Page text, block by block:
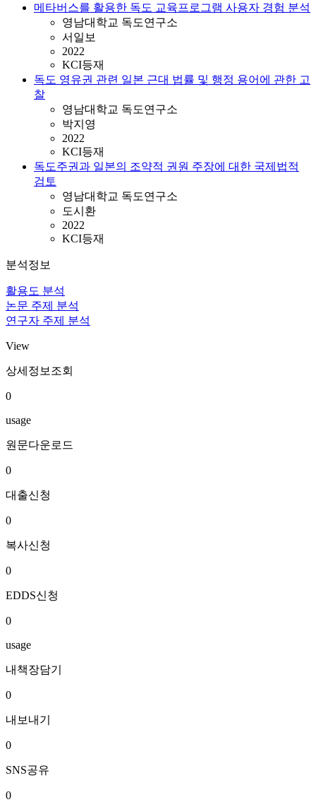
메타버스를 활용한 독도 교육프로그램 사용자 경험 분석
영남대학교 독도연구소
서일보
2022
KCI등재
독도 영유권 관련 일본 근대 법률 및 행정 용어에 관한 고
찰
영남대학교 독도연구소
박지영
2022
KCI등재
독도주권과 일본의 조약적 권원 주장에 대한 국제법적
검토
영남대학교 독도연구소
도시환
2022
KCI등재
분석정보
활용도 분석
논문 주제 분석
연구자 주제 분석
View
상세정보조회
0
usage
원문다운로드
0
대출신청
0
복사신청
0
EDDS신청
0
usage
내책장담기
0
내보내기
0
SNS공유
0